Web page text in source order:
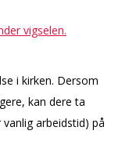
vigselen.
i kirken. Dersom
kan dere ta
arbeidstid) på